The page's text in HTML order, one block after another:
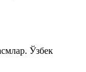
Ўзбек